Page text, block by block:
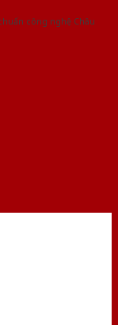
công nghệ Châu